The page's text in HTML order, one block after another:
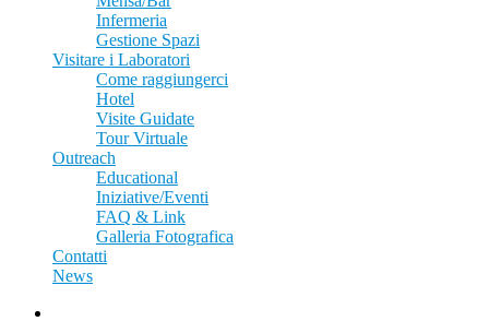
Infermeria
Gestione Spazi
Visitare i Laboratori
Come raggiungerci
Hotel
Visite Guidate
Tour Virtuale
Outreach
Educational
Iniziative/Eventi
FAQ & Link
Galleria Fotografica
Contatti
News